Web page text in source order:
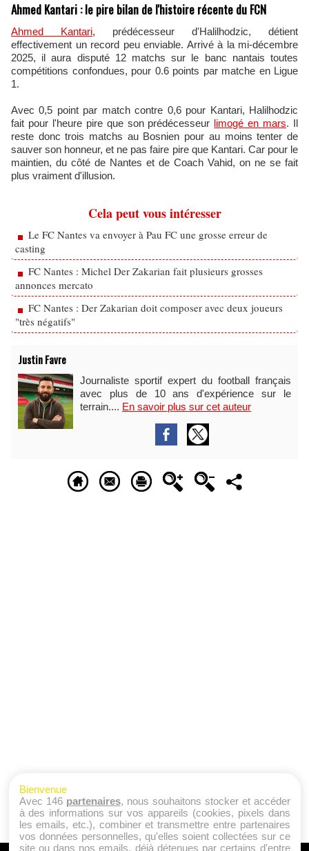
Ahmed Kantari : le pire bilan de l'histoire récente du FCN
Ahmed Kantari, prédécesseur d'Halilhodzic, détient
effectivement un record peu enviable. Arrivé à la mi-décembre
2025, il aura disputé 12 matchs sur le banc nantais toutes
compétitions confondues, pour 0.6 points par matche en Ligue
1.
Avec 0,5 point par match contre 0,6 pour Kantari, Halilhodzic
fait pour l'heure pire que son prédécesseur limogé en mars. Il
reste donc trois matchs au Bosnien pour au moins tenter de
sauver son honneur, et ne pas faire pire que Kantari. Car pour le
maintien, du côté de Nantes et de Coach Vahid, on ne se fait
plus vraiment d'illusion.
Cela peut vous intéresser
Le FC Nantes va envoyer à Pau FC une grosse erreur de
casting
FC Nantes : Michel Der Zakarian fait plusieurs grosses
annonces mercato
FC Nantes : Der Zakarian doit composer avec deux joueurs
"très négatifs"
Justin Favre
Journaliste sportif expert du football français
avec plus de 10 ans d'expérience sur le
terrain.... En savoir plus sur cet auteur
Bienvenue
Avec 146 partenaires, nous souhaitons stocker et accéder
à des informations sur vos appareils (cookies, pixels dans
les emails, etc.), combiner et transmettre entre partenaires
vos données personnelles, qu'elles soient collectées sur ce
site ou dans nos emails, déjà détenues par certains d'entre